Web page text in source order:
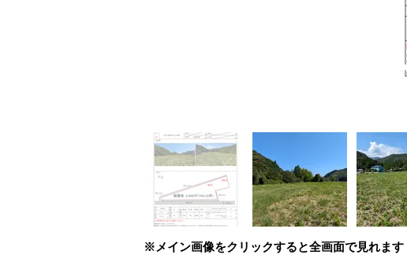
※メイン画像をクリックすると全画面で見れます